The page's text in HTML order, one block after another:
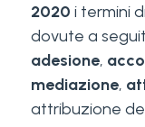
2020 i termini
dovute a
adesione,
mediazione,
attribuzione